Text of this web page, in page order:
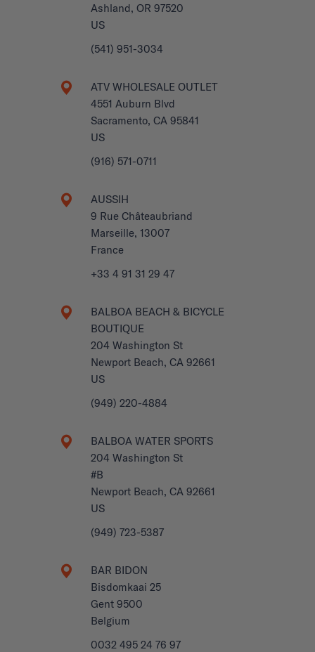
Ashland, OR 97520
US
(541) 951-3034
ATV WHOLESALE OUTLET
4551 Auburn Blvd
Sacramento, CA 95841
US
(916) 571-0711
AUSSIH
9 Rue Châteaubriand
Marseille, 13007
France
+33 4 91 31 29 47
BALBOA BEACH & BICYCLE
BOUTIQUE
204 Washington St
Newport Beach, CA 92661
US
(949) 220-4884
BALBOA WATER SPORTS
204 Washington St
#B
Newport Beach, CA 92661
US
(949) 723-5387
BAR BIDON
Bisdomkaai 25
Gent 9500
Belgium
0032 495 24 76 97